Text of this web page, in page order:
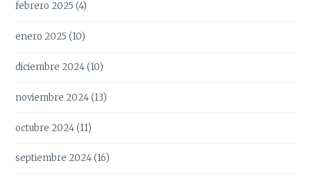
febrero 2025 (4)
enero 2025 (10)
diciembre 2024(10)
noviembre 2024(13)
octubre 2024(11)
septiembre 2024(16)